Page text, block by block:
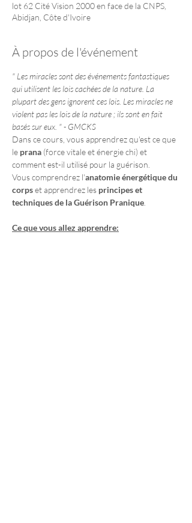
lot 62 Cité Vision 2000 en face de la CNPS,
Abidjan, Côte d'Ivoire
À propos de l'événement
" Les miracles sont des événements fantastiques
qui utilisent les lois cachées de la nature. La
plupart des gens ignorent ces lois. Les miracles ne
violent pas les lois de la nature ; ils sont en fait
basés sur eux. " - GMCKS
Dans ce cours, vous apprendrez qu'est ce que
le prana (force vitale et énergie chi) et
comment est-il utilisé pour la guérison.
Vous comprendrez l'anatomie énergétique du
corps et apprendrez les principes et
techniques de la Guérison Pranique
Ce que vous allez apprendre: